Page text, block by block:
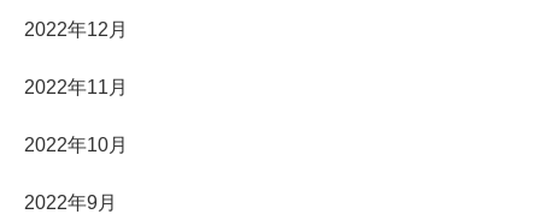
2022年12月
2022年11月
2022年10月
2022年9月